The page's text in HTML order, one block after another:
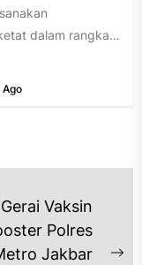
dalam rangka
Gibran
Ago
Gerai Vaksin
Polres
Jakbar